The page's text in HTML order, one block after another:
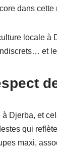
dans
locale à
et
Djerba, et
qui
maxi,